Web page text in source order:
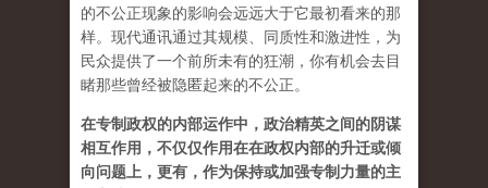
的不公正现象的影响会远远大于它最初看来的那
样。现代通讯通过其规模、同质性和激进性，为
民众提供了一个前所未有的狂潮，你有机会去目
睹那些曾经被隐匿起来的不公正。
在专制政权的内部运作中，政治精英之间的阴谋
相互作用，不仅仅作用在在政权内部的升迁或倾
向问题上，更有，作为保持或加强专制力量的主